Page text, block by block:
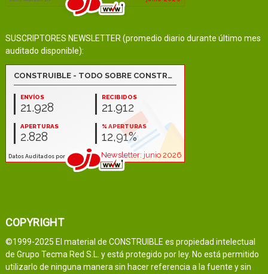
SUSCRIPTORES NEWSLETTER (promedio diario durante último mes
auditado disponible):
COPYRIGHT
©1999-2025 El material de CONSTRUIBLE es propiedad intelectual
de Grupo Tecma Red S.L. y está protegido por ley. No está permitido
utilizarlo de ninguna manera sin hacer referencia a la fuente y sin